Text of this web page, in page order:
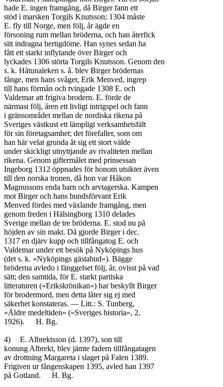
hade E. ingen framgång, då Birger fann ett
stöd i marsken Torgils Knutsson; 1304 måste
E. fly till Norge, men följ, år ägde en
försoning rum mellan bröderna, och han återfick
sitt indragna hertigdöme. Han synes sedan ha
fått ett starkt inflytande över Birger och
lyckades 1306 störta Torgils Knutsson. Genom den
s. k. Håtunaleken s. å. blev Birger brödernas
fånge, men hans svåger, Erik Menved, ingrep
till hans förmån och tvingade 1308 E. och
Valdemar att frigiva brodern. E. förde de
närmast följ, åren ett livligt intrigspel och fann
i gränsområdet mellan de nordiska rikena på
Sveriges västkust ett lämpligt verksamhetsfält
för sin företagsamhet; det förefaller, som om
han här velat grunda åt sig ett stort välde
under skickligt utnyttjande av rivaliteten mellan
rikena. Genom giftermålet med prinsessan
Ingeborg 1312 öppnades för honom utsikter även
till den norska tronen, då hon var Håkon
Magnussons enda barn och arvtagerska. Kampen
mot Birger och hans bundsförvant Erik
Menved fördes med växlande framgång, men
genom freden i Hälsingborg 1310 delades
Sverige mellan de tre bröderna. E. stod nu på
höjden av sin makt. Då gjorde Birger i dec.
1317 en djärv kupp och tillfångatog E. och
Valdemar under ett besök på Nyköpings hus
(det s. k. »Nyköpings gästabud»). Bägge
bröderna avledo i fänggelset följ, år, ovisst på vad
sätt; den samtida, för E. starkt partiska
litteraturen (»Erikskrönikan») har beskyllt Birger
för brodermord, men detta låter sig ej med
säkerhet konstateras. — Litt.: S. Tunberg,
»Äldre medeltiden» (»Sveriges historia», 2,
1926).	H. Bg.
4)	E. Albrektsson (d. 1397), son till
konung Albrekt, blev jämte fadern tillfångatagen
av drottning Margareta i slaget på Falen 1389.
Frigiven ur fångenskapen 1395, avled han 1397
på Gotland.	H. Bg.